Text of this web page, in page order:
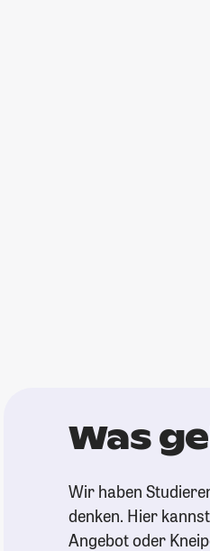
Was
Wir haben
denken. Hier
Angebot oder